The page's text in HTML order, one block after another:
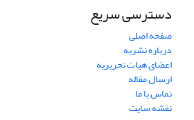
دسترسی سریع
صفحه اصلی
درباره نشریه
اعضای هیات تحریریه
ارسال مقاله
تماس با ما
نقشه سایت